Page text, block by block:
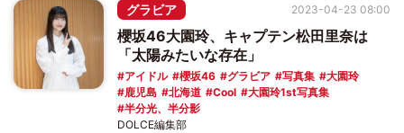
グラビア
櫻坂46大園玲、キャプテン松田里奈は
「太陽みたいな存在」
アイドル 櫻坂46 グラビア 写真集
大園玲
鹿児島
北海道 Cool
大園玲1st写真集
半分光、半分影
2023-04-23 08:00
DOLCE編集部